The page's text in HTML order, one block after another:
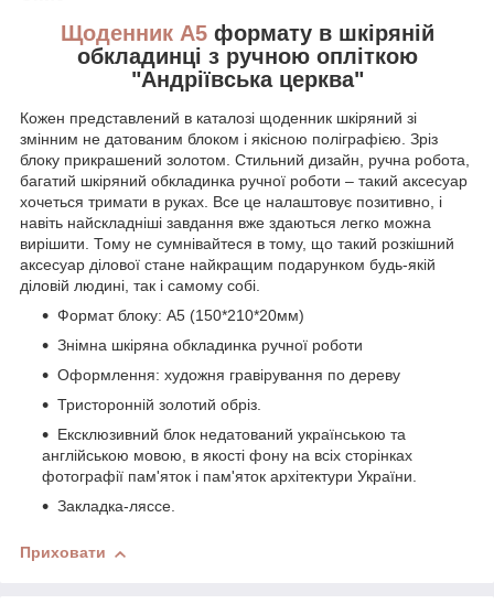
Щоденник А5формату в шкіряній
обкладинці з ручною опліткою
"Андріївська церква"
Кожен представлений в каталозі щоденник шкіряний зі
змінним не датованим блоком і якісною поліграфією. Зріз
блоку прикрашений золотом. Стильний дизайн, ручна робота,
багатий шкіряний обкладинка ручної роботи – такий аксесуар
хочеться тримати в руках. Все це налаштовує позитивно, і
навіть найскладніші завдання вже здаються легко можна
вирішити. Тому не сумнівайтеся в тому, що такий розкішний
аксесуар ділової стане найкращим подарунком будь-якій
діловій людині, так і самому собі.
Формат блоку: А5 (150*210*20мм)
Знімна шкіряна обкладинка ручної роботи
Оформлення: художня гравірування по дереву
Тристоронній золотий обріз.
Ексклюзивний блок недатований українською та
англійською мовою, в якості фону на всіх сторінках
фотографії пам'яток і пам'яток архітектури України.
Закладка-ляссе.
Приховати